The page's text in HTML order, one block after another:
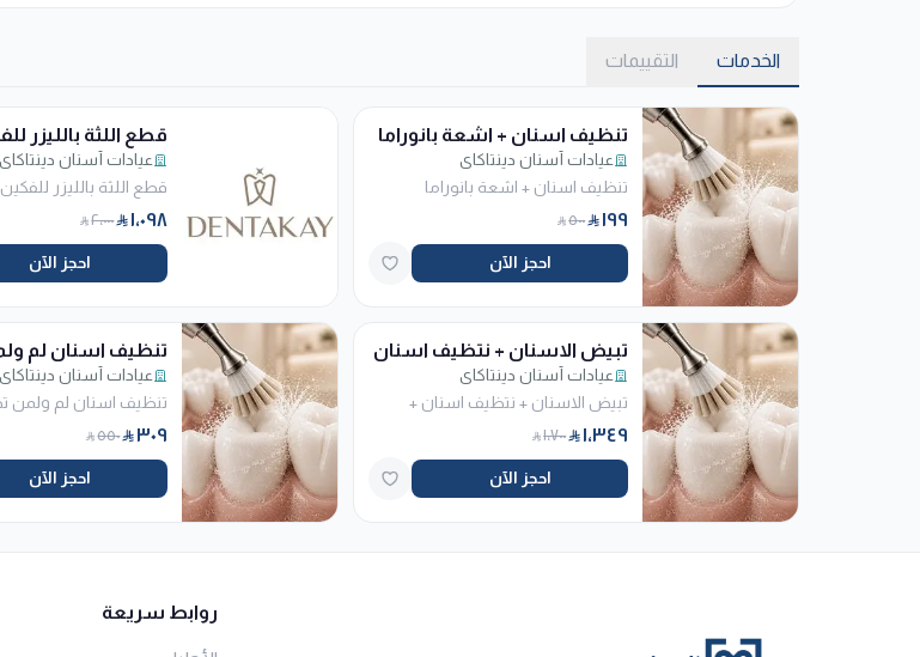
الخدمات التقييمات
تنظيف اسنان + اشعة بانوراما
عيادات أسنان دينتاكاي
تنظيف اسنان + اشعة بانوراما
١٩٩ ٥٠٠
احجز الآن
قطع اللثة بالليزر
عيادات أسنان دينتاكاي
قطع اللثة بالليزر للفكين
١٬٠٩٨ ٢٬٠٠٠
احجز الآن
تبيض الاسنان + نتظيف اسنان
+ قوالب منزلية +جل تبيض
عيادات أسنان دينتاكاي
تبيض الاسنان + نتظيف اسنان +
قوالب منزلية +جل تبيض
١٬٣٤٩ ١٬٧٠٠
احجز الآن
تنظيف اسنان لم
عيادات أسنان دينتاكاي
تنظيف اسنان لم ولمن
٣٠٩ ٥٥٠
احجز الآن
روابط سريعة